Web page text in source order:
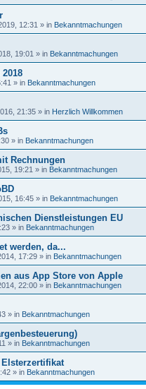
12:31 » in Bekanntmachungen
19:01 » in Bekanntmachungen
» in Bekanntmachungen
21:35 » in Herzlich Willkommen
» in Bekanntmachungen
Rechnungen
19:21 » in Bekanntmachungen
16:45 » in Bekanntmachungen
Dienstleistungen EU
» in Bekanntmachungen
werden, da...
17:29 » in Bekanntmachungen
aus App Store von Apple
22:00 » in Bekanntmachungen
» in Bekanntmachungen
» in Bekanntmachungen
» in Bekanntmachungen